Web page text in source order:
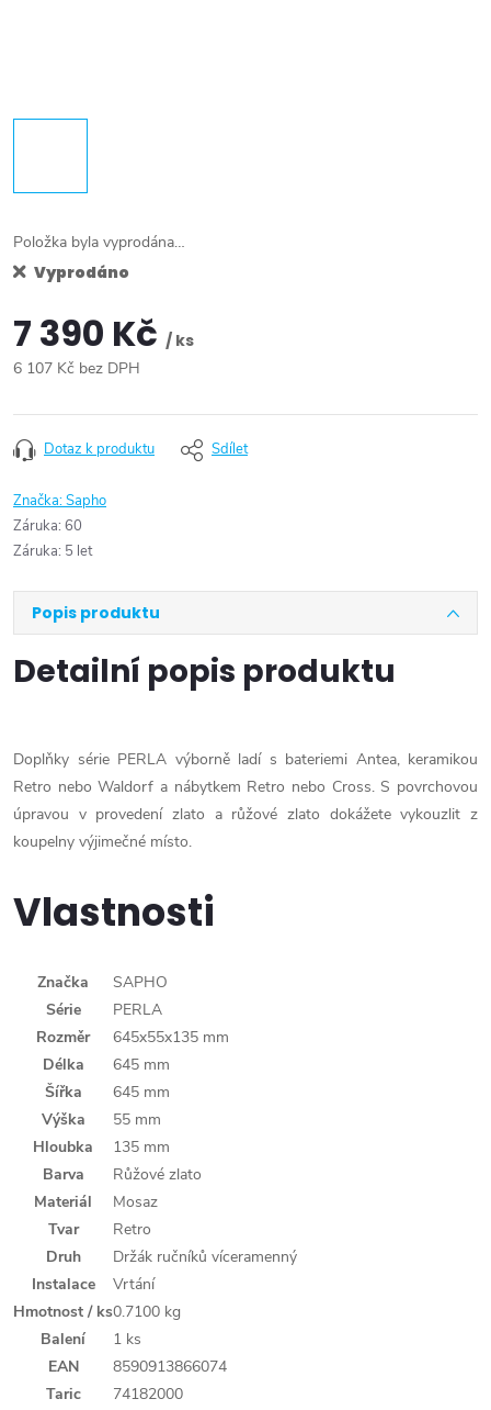
Položka byla vyprodána…
Vyprodáno
7 390 Kč / ks
6 107 Kč bez DPH
cena:
Dotaz k produktu Sdílet
Značka:Sapho
Záruka: 60
Záruka: 5 let
Popis produktu
Detailní popis produktu
Doplňky série PERLA výborně ladí s bateriemi Antea, keramikou
Retro nebo Waldorf a nábytkem Retro nebo Cross. S povrchovou
úpravou v provedení zlato a růžové zlato dokážete vykouzlit z
koupelny výjimečné místo.
Vlastnosti
Značka
SAPHO
Série
PERLA
Rozměr
645x55x135 mm
Délka
645 mm
Šířka
645 mm
Výška
55 mm
Hloubka
135 mm
Barva
Růžové zlato
Materiál
Mosaz
Tvar
Retro
Druh
Držák ručníků víceramenný
Instalace
Vrtání
Hmotnost / ks0.7100 kg
Balení
1 ks
EAN
8590913866074
Taric
74182000